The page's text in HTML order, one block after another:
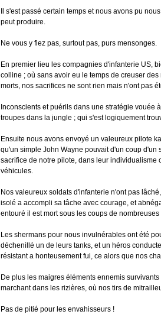
Il s'est passé certain temps et nous avons pu
peut produire.
Ne vous y fiez pas, surtout pas, purs mensonges.
En premier lieu les compagnies d'infanterie US,
colline ; où sans avoir eu le temps de creuser
morts, nos sacrifices ne sont rien mais n'ont pas
Inconscients et puérils dans une stratégie vouée
troupes dans la jungle ; qui s'est logiquement
Ensuite nous avons envoyé un valeureux pilote
qu'un simple John Wayne pouvait d'un coup
sacrifice de notre pilote, dans leur
véhicules.
Nos valeureux soldats d'infanterie n'ont pas
isolé a accompli sa tâche avec courage, et
entouré il est mort sous les coups de
Les shermans pour nous invulnérables ont été
déchenillé un de leurs tanks, et un héros
résistant a honteusement fui, ce alors que nos
De plus les maigres éléments ennemis
marchant dans les rizières, où nos tirs de
Pas de pitié pour les envahisseurs !